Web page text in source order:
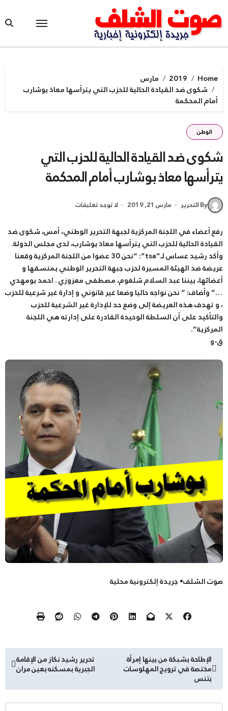
to
content
Home
2019
مارس
شكوى ضد القيادة الحالية للحزب التي يترأسها معاذ بوشارب
أمام المحكمة
الوطن
شكوى ضد القيادة الحالية للحزب التي
يترأسها معاذ بوشارب أمام المحكمة
By التحرير مارس 21, 2019 لا توجد تعليقات
رفع أعضاء في اللجنة المركزية لجبهة التحرير الوطني، أمس، شكوى ضد
القيادة الحالية للحزب التي يترأسها معاذ بوشارب، لدى مجلس الدولة.
وأكد رشيد عساس لـ”tsa”: “نحن 30 عضوا من اللجنة المركزية وقعنا
عريضة ضد الهيئة المسيرة لحزب جبهة التحرير الوطني بمنسقها و
أعضائها، بيننا عبد السلام شلغوم، مصطفى معزوزي . احمد بومهدي
…” وأضاف: ” نحن نواجه حاليا وضعا غير قانوني و إدارة غير شرعية للحزب
، و تهدف هذه العريضة إلى وضع حد للإدارة غير الشرعية للحزب
والتأكيد على أن السلطة الوحيدة القادرة على إدارته هي اللجنة
المركزية”.
ق-و
صوت الشلف• جريدة إلكترونية محلية
تصفّح
المقالات
الإطاحة بشبكة من بينها إمرأة
مختصة في ترويج المهلوسات
بتنس
تحرير رشيد نكاز من الإقامة
الجبرية بمسكنه بعين مران